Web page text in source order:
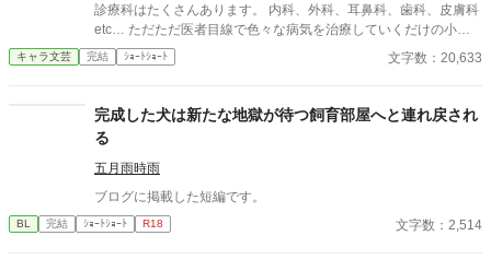
診療科はたくさんあります。 内科、外科、耳鼻科、歯科、皮膚科
etc… ただただ医者目線で色々な病気を治療していくだけの小説
です。 恋愛要素などは一切ありません。 密着病院24時！的な感
じです。 人物像などは表記していない為、読者様のご想像にお任
ください。 歯科以外の医療知識はそこまで詳しくないのですみま
せんがご了承ください。
キャラ文芸 完結 ｼｮｰﾄｼｮｰﾄ 文字数：20,633
完成した犬は新たな地獄が待つ飼育部屋へと連れ戻され
る
五月雨時雨
ブログに掲載した短編です。
BL 完結 ｼｮｰﾄｼｮｰﾄ R18 文字数：2,514